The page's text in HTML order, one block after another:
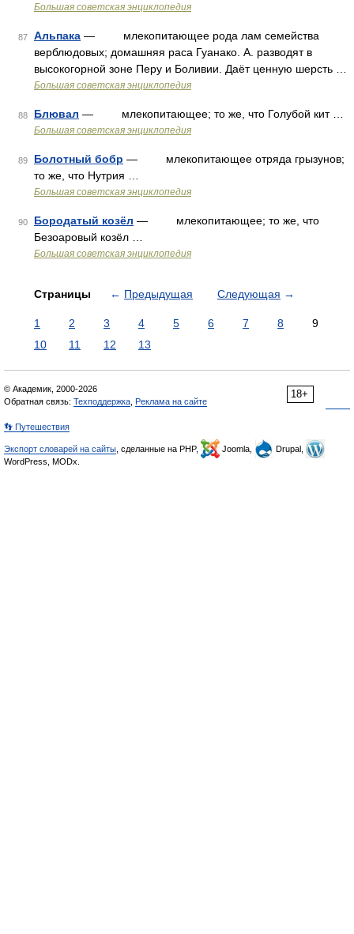
Большая советская энциклопедия
87 Альпака — млекопитающее рода лам семейства
верблюдовых; домашняя раса Гуанако. А. разводят в
высокогорной зоне Перу и Боливии. Даёт ценную шерсть …
Большая советская энциклопедия
88 Блювал — млекопитающее; то же, что Голубой кит …
Большая советская энциклопедия
89 Болотный бобр — млекопитающее отряда грызунов;
то же, что Нутрия …
Большая советская энциклопедия
90 Бородатый козёл — млекопитающее; то же, что
Безоаровый козёл …
Большая советская энциклопедия
Страницы ← Предыдущая Следующая →
1 2 3 4 5 6 7 8
9
10
11 12 13
18+
© Академик, 2000-2026
Обратная связь: Техподдержка Реклама на сайте
👣 Путешествия
Экспорт словарей на сайты , сделанные на PHP, Joomla,
Drupal,
WordPress, MODx.